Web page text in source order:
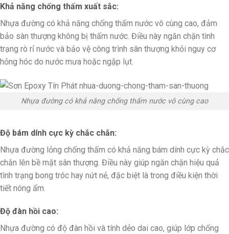
Khả năng chống thấm xuất sắc:
Nhựa đường có khả năng chống thấm nước vô cùng cao, đảm
bảo sàn thượng không bị thấm nước. Điều này ngăn chặn tình
trạng rò rỉ nước và bảo vệ công trình sân thượng khỏi nguy cơ
hỏng hóc do nước mưa hoặc ngập lụt.
Nhựa đường có khả năng chống thấm nước vô cùng cao
Độ bám dính cực kỳ chắc chắn:
Nhựa đường lỏng chống thấm có khả năng bám dính cực kỳ chắc
chắn lên bề mặt sân thượng. Điều này giúp ngăn chặn hiệu quả
tình trạng bong tróc hay nứt nẻ, đặc biệt là trong điều kiện thời
tiết nóng ẩm.
Độ đàn hồi cao:
Nhựa đường có độ đàn hồi và tính dẻo dai cao, giúp lớp chống